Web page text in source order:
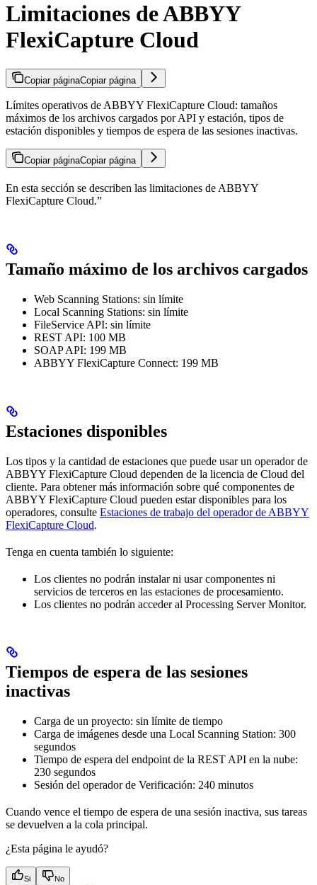
Limitaciones de ABBYY
FlexiCapture Cloud
Copiar páginaCopiar página
Límites operativos de ABBYY FlexiCapture Cloud: tamaños
máximos de los archivos cargados por API y estación, tipos de
estación disponibles y tiempos de espera de las sesiones inactivas.
Copiar páginaCopiar página
En esta sección se describen las limitaciones de ABBYY
FlexiCapture Cloud.”
Tamaño máximo de los archivos cargados
Web Scanning Stations: sin límite
Local Scanning Stations: sin límite
FileService API: sin límite
REST API: 100 MB
SOAP API: 199 MB
ABBYY FlexiCapture Connect: 199 MB
Estaciones disponibles
Los tipos y la cantidad de estaciones que puede usar un operador de
ABBYY FlexiCapture Cloud dependen de la licencia de Cloud del
cliente. Para obtener más información sobre qué componentes de
ABBYY FlexiCapture Cloud pueden estar disponibles para los
operadores, consulte Estaciones de trabajo del operador de ABBYY
FlexiCapture Cloud.
Tenga en cuenta también lo siguiente:
Los clientes no podrán instalar ni usar componentes ni
servicios de terceros en las estaciones de procesamiento.
Los clientes no podrán acceder al Processing Server Monitor.
Tiempos de espera de las sesiones
inactivas
Carga de un proyecto: sin límite de tiempo
Carga de imágenes desde una Local Scanning Station: 300
segundos
Tiempo de espera del endpoint de la REST API en la nube:
230 segundos
Sesión del operador de Verificación: 240 minutos
Cuando vence el tiempo de espera de una sesión inactiva, sus tareas
se devuelven a la cola principal.
¿Esta página le ayudó?
Si No